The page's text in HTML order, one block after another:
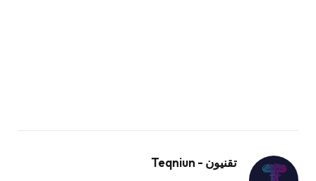
تقنيون - Teqniun